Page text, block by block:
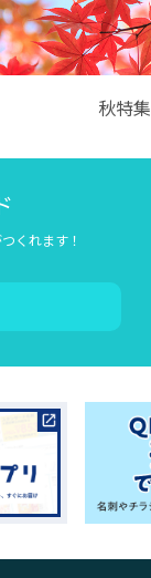
秋特集
くれます！